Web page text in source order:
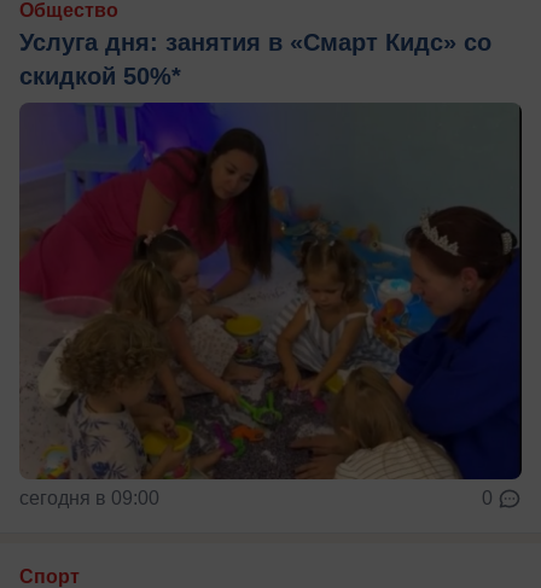
Общество
Услуга дня: занятия в «Смарт Кидс» со
скидкой 50%*
сегодня в 09:00 0
Спорт